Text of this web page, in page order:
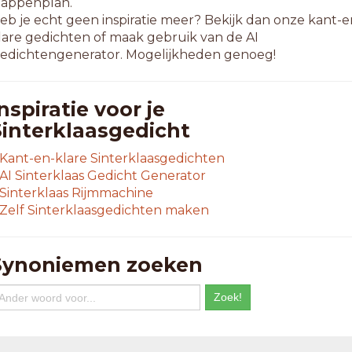
je echt geen inspiratie meer? Bekijk dan onze kant-
gedichten of maak gebruik van de AI
Mogelijkheden genoeg!
voor je
Kant-en-klare Sinterklaasgedichten
AI Sinterklaas Gedicht Generator
Sinterklaas Rijmmachine
Zelf Sinterklaasgedichten maken
zoeken